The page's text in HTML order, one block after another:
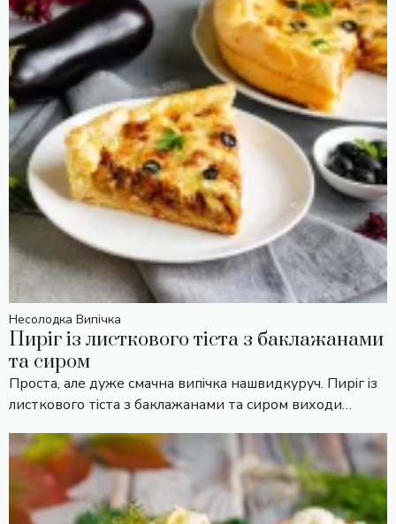
Несолодка Випічка
Пиріг із листкового тіста з баклажанами
та сиром
Проста, але дуже смачна випічка нашвидкуруч. Пиріг із
листкового тіста з баклажанами та сиром виходи…